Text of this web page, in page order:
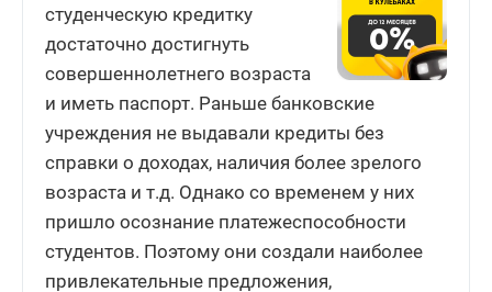
студенческую кредитку
достаточно достигнуть
совершеннолетнего возраста
и иметь паспорт. Раньше банковские
учреждения не выдавали кредиты без
справки о доходах, наличия более зрелого
возраста и т.д. Однако со временем у них
пришло осознание платежеспособности
студентов. Поэтому они создали наиболее
привлекательные предложения,